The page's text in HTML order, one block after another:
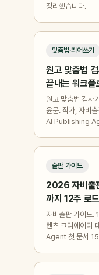
정리했습니다.
맞춤법·띄어쓰기
원고 맞춤법
끝내는 워크플
원고 맞춤법 검사
윤문. 작가, 자비
AI Publishing
출판 가이드
2026 자비출
까지 12주 로
자비출판 가이드.
텐츠 크리에이터
Agent 첫 문서